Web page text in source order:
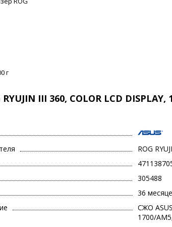
г
III 360, COLOR LCD
ROG
305488
36
СЖО
1700/